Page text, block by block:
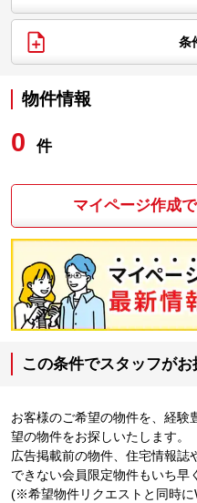
条
物件情報
0 件
マイページ作成
この条件でスタッフが
お客様のご希望の物件を、経験
望の物件をお探しいたします。
広告掲載前の物件、住宅情報誌
できない会員限定物件もいち早
(※希望物件リクエストと同時